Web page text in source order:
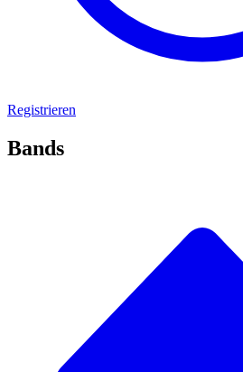
Registrieren
Bands